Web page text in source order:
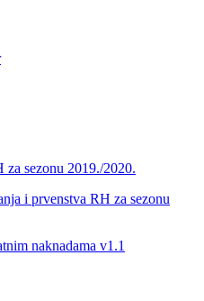
sezonu 2019./2020.
i prvenstva RH za sezonu
naknadama v1.1